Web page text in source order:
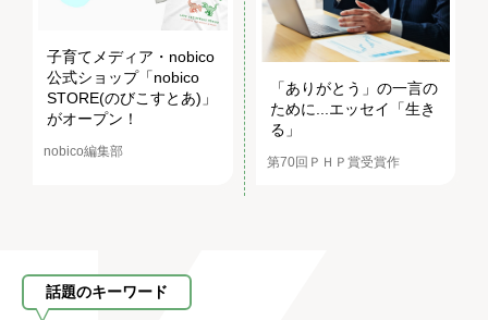
子育てメディア・nobico
公式ショップ「nobico
STORE(のびこすとあ)」
がオープン！
nobico編集部
「ありがとう」の一言の
ために...エッセイ「生き
る」
第70回ＰＨＰ賞受賞作
話題のキーワード